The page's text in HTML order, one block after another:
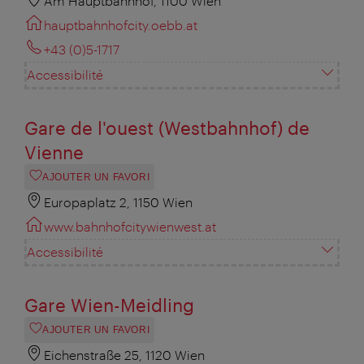
hauptbahnhofcity.oebb.at
+43 (0)5-1717
Accessibilité
Gare de l'ouest (Westbahnhof) de
Vienne
AJOUTER UN FAVORI
Europaplatz 2, 1150 Wien
www.bahnhofcitywienwest.at
Accessibilité
Gare Wien-Meidling
AJOUTER UN FAVORI
Eichenstraße 25, 1120 Wien